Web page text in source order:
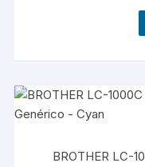
BROTHER LC-